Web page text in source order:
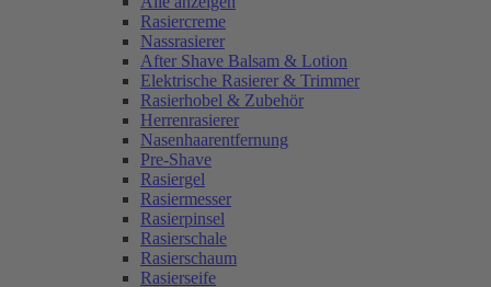
Rasiercreme
Nassrasierer
After Shave Balsam & Lotion
Elektrische Rasierer & Trimmer
Rasierhobel & Zubehör
Herrenrasierer
Nasenhaarentfernung
Pre-Shave
Rasiergel
Rasiermesser
Rasierpinsel
Rasierschale
Rasierschaum
Rasierseife